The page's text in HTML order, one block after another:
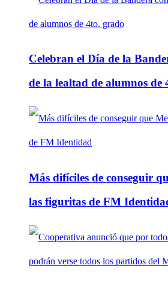
Celebran el Día de la
de la lealtad de alumnos de
Más difíciles de conseguir
las figuritas de FM